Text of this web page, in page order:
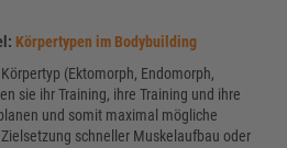
Körpertypen im Bodybuilding
(Ektomorph, Endomorph,
sie ihr Training, ihre Training und ihre
und somit maximal mögliche
schneller Muskelaufbau oder